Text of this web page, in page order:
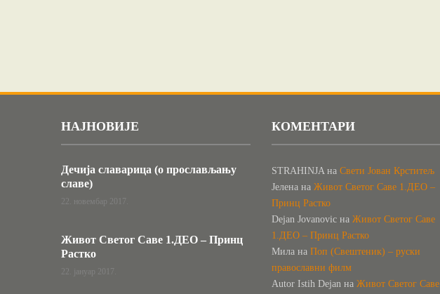
НАЈНОВИЈЕ
Дечија славарица (о прослављању
славе)
22. новембар 2017.
Живот Светог Саве 1.ДЕО – Принц
Растко
22. јануар 2017.
КОМЕНТАРИ
STRAHINJAна Свети Јован Крститељ
Јелена на Живот Светог Саве 1.ДЕО –
Принц Растко
Dejan Jovanovic на Живот Светог Саве
1.ДЕО – Принц Растко
Мила на Поп (Свештеник) – руски
православни филм
Autor Istih Dejan на Живот Светог Саве